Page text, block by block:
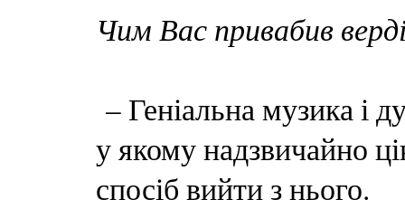
Чим Вас привабив
– Геніальна музика і
у якому надзвичайно
спосіб вийти з нього.